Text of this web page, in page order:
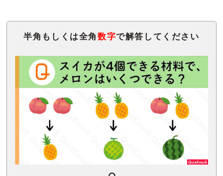
半角もしくは全角数字で解答してください